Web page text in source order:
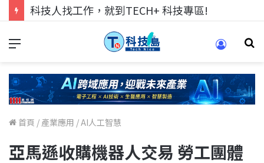
科技人找工作，就到TECH+ 科技專區!
首頁 / 產業應用 /AI人工智慧
亞馬遜收購機器人交易 勞工團體